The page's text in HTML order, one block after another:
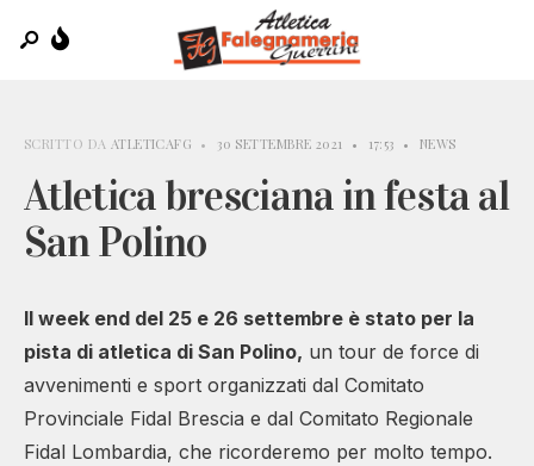
SCRITTO DA ATLETICAFG • 30 SETTEMBRE 2021 • 17:53 • NEWS
Atletica bresciana in festa al
San Polino
Il week end del 25 e 26 settembre è stato per la
pista di atletica di San Polino, un tour de force di
avvenimenti e sport organizzati dal Comitato
Provinciale Fidal Brescia e dal Comitato Regionale
Fidal Lombardia, che ricorderemo per molto tempo.